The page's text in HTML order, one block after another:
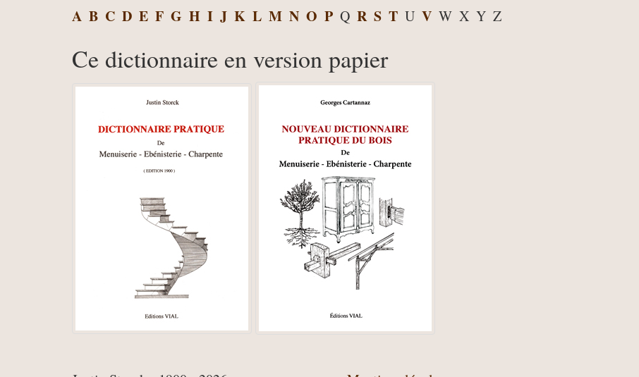
A B C D E F G H I J K L M N O P Q R S T U V W X Y Z
Ce dictionnaire en version papier